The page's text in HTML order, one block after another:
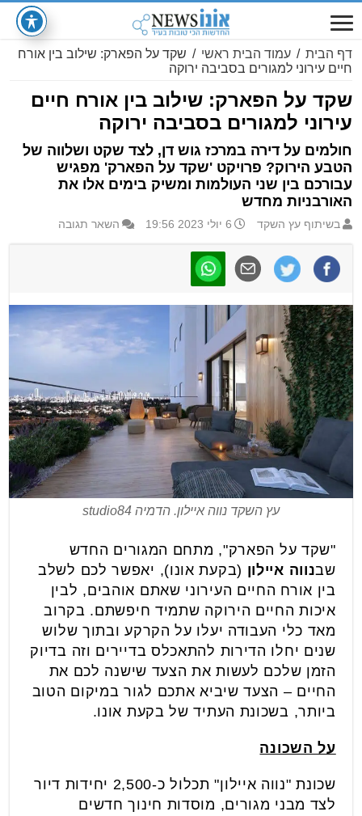
דף הבית / עמוד הבית ראשי / שקד על הפארק: שילוב בין אורח
חיים עירוני למגורים בסביבה ירוקה
שקד על הפארק: שילוב בין אורח חיים
עירוני למגורים בסביבה ירוקה
חולמים על דירה במרכז גוש דן, לצד שקט ושלווה של
הטבע הירוק? פרויקט 'שקד על הפארק' מפגיש
עבורכם בין שני העולמות ומשיק בימים אלו את
האורבניות מחדש
בשיתוף עץ השקד 6 יולי 2023 19:56 השאר תגובה
עץ השקד נווה איילון. הדמיה studio84
"שקד על הפארק", מתחם המגורים החדש
שבנווה איילון (בקעת אונו), יאפשר לכם לשלב
בין אורח החיים העירוני שאתם אוהבים, לבין
איכות החיים הירוקה שתמיד חיפשתם. בקרוב
מאד כלי העבודה יעלו על הקרקע ובתוך שלוש
שנים יחלו הדירות להתאכלס בדיירים וזה בדיוק
הזמן שלכם לעשות את הצעד שישנה לכם את
החיים – הצעד שיביא אתכם לגור במיקום הטוב
ביותר, בשכונת העתיד של בקעת אונו.
על השכונה
שכונת "נווה איילון" תכלול כ-2,500 יחידות דיור
לצד מבני מגורים, מוסדות חינוך חדשים